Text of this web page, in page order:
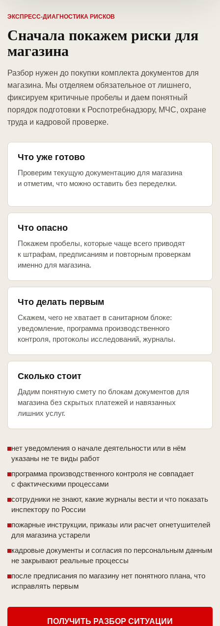
ЭКСПРЕСС-ДИАГНОСТИКА РИСКОВ
Сначала покажем риски для
магазина
Разбор нужен до покупки комплекта документов для
магазина. Мы отделяем обязательное от лишнего,
фиксируем критичные пробелы и даем понятный
порядок подготовки к Роспотребнадзору, МЧС, охране
труда и кадровой проверке.
Что уже готово
Проверим текущую документацию для магазина
и отметим, что можно оставить без переделки.
Что опасно
Покажем пробелы, которые чаще всего приводят
к штрафам, предписаниям и повторным проверкам
именно для магазина.
Что делать первым
Скажем, чего не хватает в санитарном блоке:
уведомление, программа производственного
контроля, протоколы исследований, журналы.
Сколько стоит
Дадим понятную смету по блокам документов для
магазина без скрытых платежей и навязанных
лишних услуг.
нет уведомления о начале деятельности или в нём
указаны не те виды работ
программа производственного контроля не совпадает
с фактическими процессами
сотрудники не знают, какие журналы вести и что показать
инспектору по России
пожарные инструкции, приказы или расчет огнетушителей
для магазина устарели
кадровые документы и согласия по персональным данным
не закрывают реальные процессы
после предписания по магазину нет понятного плана, что
исправлять первым
ПОЛУЧИТЬ РАЗБОР СИТУАЦИИ